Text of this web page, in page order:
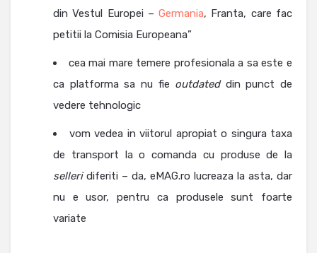
din Vestul Europei –Germania, Franta, care fac
petitii la Comisia Europeana”
cea mai mare temere profesionala a sa este e
ca platforma sa nu fie outdateddin punct de
vedere tehnologic
vom vedea in viitorul apropiat o singura taxa
de transport la o comanda cu produse de la
selleridiferiti – da, eMAG.ro lucreaza la asta, dar
nu e usor, pentru ca produsele sunt foarte
variate